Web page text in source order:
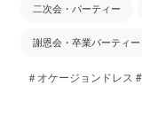
二次会・パーティー
謝恩会・卒業パーティー
＃オケージョンドレス